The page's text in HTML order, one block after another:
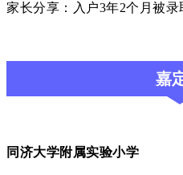
家长分享：入户3年2个月被录
嘉
同济大学附属实验小学